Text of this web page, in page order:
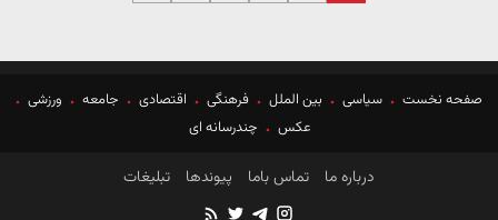
صفحه نخست سیاسی بین الملل فرهنگی اقتصادی جامعه
ورزشی
عکس
چندرسانه ای
درباره ما تماس باما پیوندها تبلیغات